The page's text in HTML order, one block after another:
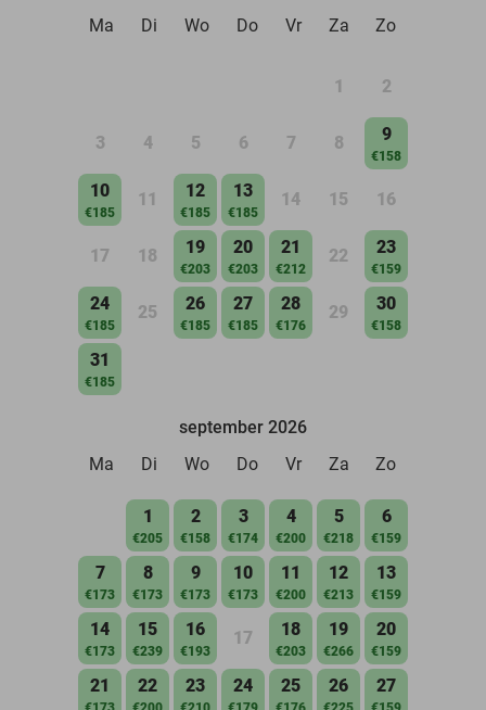
Ma
Di Wo Do Vr Za Zo
1 2
3 4 5 6 7 8 9
€158
10
€185
11 12
€185
13
€185
14 15 16
17 18 19
€203
20
€203
21
€212
22 23
€159
24
€185
25 26
€185
27
€185
28
€176
29 30
€158
31
€185
september 2026
Ma
Di Wo Do Vr Za Zo
1
€205
2
€158
3
€174
4
€200
5
€218
6
€159
7
€173
8
€173
9
€173
10
€173
11
€200
12
€213
13
€159
14
€173
15
€239
16
€193
17 18
€203
19
€266
20
€159
21 22 23 24 25 26 27